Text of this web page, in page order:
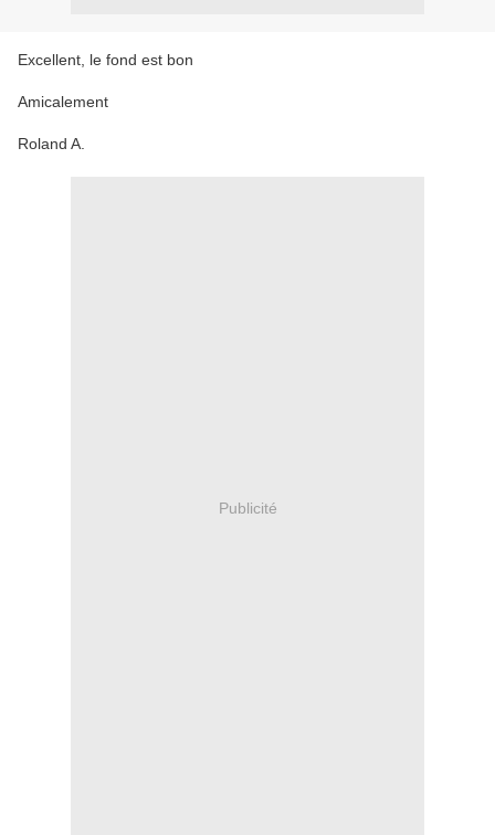
Excellent, le fond est bon
Amicalement
Roland A.
Publicité